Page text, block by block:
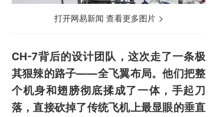
打开网易新闻 查看更多图片
CH-7背后的设计团队，这次走了一条极
其狠辣的路子——全飞翼布局。他们把整
个机身和翅膀彻底揉成了一体，手起刀
落，直接砍掉了传统飞机上最显眼的垂直